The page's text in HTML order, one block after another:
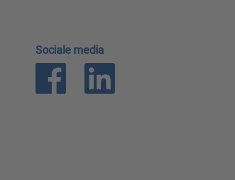
Sociale media